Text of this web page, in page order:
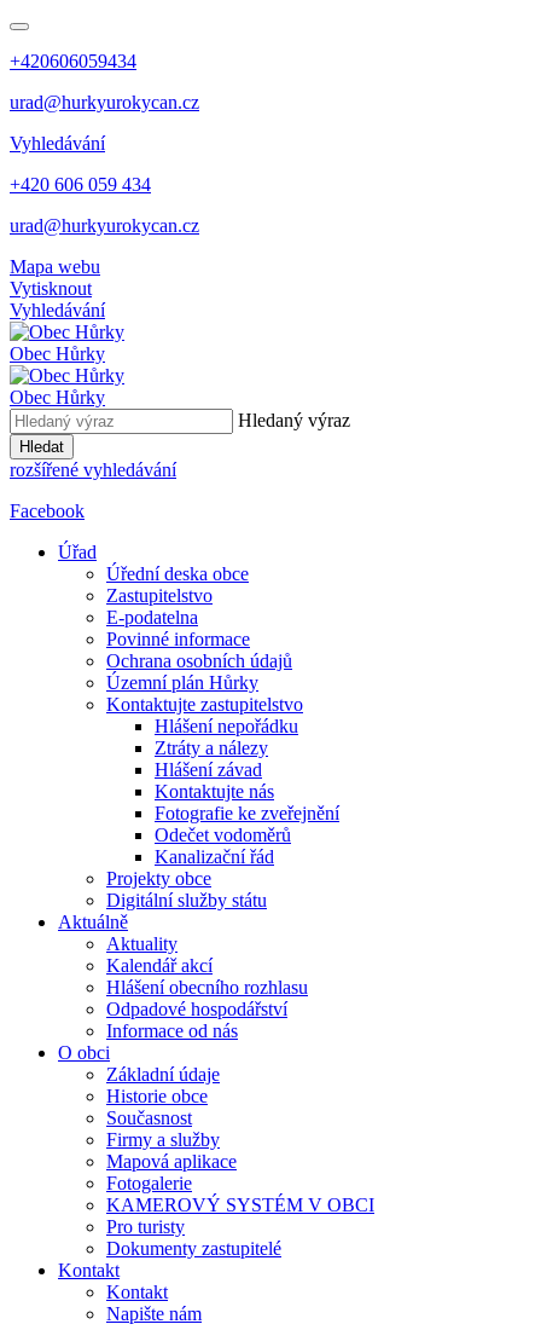
+420606059434
urad@hurkyurokycan.cz
Vyhledávání
+420 606 059 434
urad@hurkyurokycan.cz
Mapa webu
Vytisknout
Vyhledávání
Obec Hůrky
Obec Hůrky
Hledaný výraz
Hledat
rozšířené vyhledávání
Facebook
Úřad
Úřední deska obce
Zastupitelstvo
E-podatelna
Povinné informace
Ochrana osobních údajů
Územní plán Hůrky
Kontaktujte zastupitelstvo
Hlášení nepořádku
Ztráty a nálezy
Hlášení závad
Kontaktujte nás
Fotografie ke zveřejnění
Odečet vodoměrů
Kanalizační řád
Projekty obce
Digitální služby státu
Aktuálně
Aktuality
Kalendář akcí
Hlášení obecního rozhlasu
Odpadové hospodářství
Informace od nás
O obci
Základní údaje
Historie obce
Současnost
Firmy a služby
Mapová aplikace
Fotogalerie
KAMEROVÝ SYSTÉM V OBCI
Pro turisty
Dokumenty zastupitelé
Kontakt
Kontakt
Napište nám